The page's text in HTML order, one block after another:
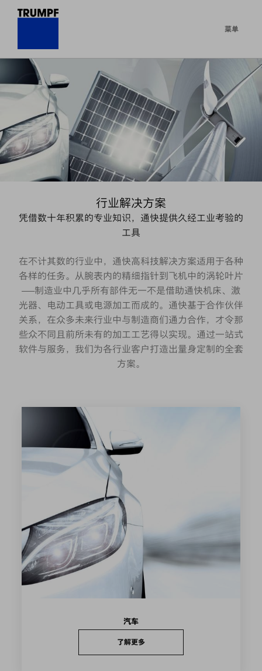
菜单
行业解决方案
凭借数十年积累的专业知识，通快提供久经工业考验的
工具
在不计其数的行业中，通快高科技解决方案适用于各种
各样的任务。从腕表内的精细指针到飞机中的涡轮叶片
——制造业中几乎所有部件无一不是借助通快机床、激
光器、电动工具或电源加工而成的。通快基于合作伙伴
关系，在众多未来行业中与制造商们通力合作，才令那
些众不同且前所未有的加工工艺得以实现。通过一站式
软件与服务，我们为各行业客户打造出量身定制的全套
方案。
汽车
了解更多